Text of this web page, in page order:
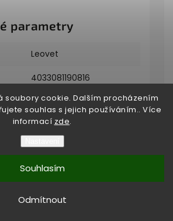
soubory cookie. Dalším procházením
souhlas s jejich používáním.. Více
informací zde.
Odmítnout
Souhlasím
parametry
Leovet
4033081190816
Vytvořil Shoptet
. Všechna práva vyhrazena.
Shoptet| Design